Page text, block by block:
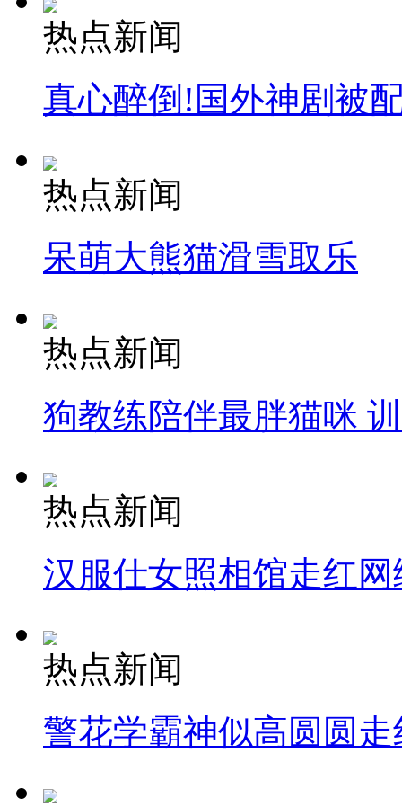
热点新闻
真心醉倒!国外神剧被
热点新闻
呆萌大熊猫滑雪取乐
热点新闻
狗教练陪伴最胖猫咪
热点新闻
汉服仕女照相馆走红网
热点新闻
警花学霸神似高圆圆走